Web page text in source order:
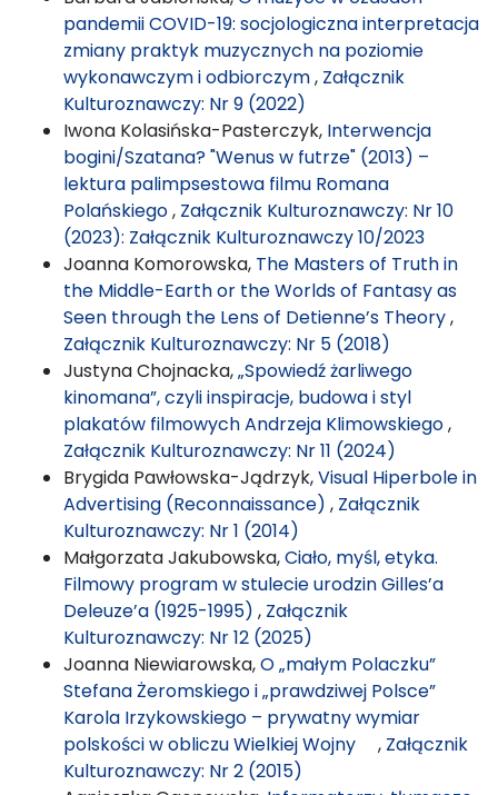
pandemii COVID-19: socjologiczna interpretacja
zmiany praktyk muzycznych na poziomie
wykonawczym i odbiorczym, Załącznik
Kulturoznawczy: Nr 9 (2022)
Iwona Kolasińska-Pasterczyk, Interwencja
bogini/Szatana? "Wenus w futrze" (2013) –
lektura palimpsestowa filmu Romana
Polańskiego, Załącznik Kulturoznawczy: Nr 10
(2023): Załącznik Kulturoznawczy 10/2023
Joanna Komorowska, The Masters of Truth in
the Middle-Earth or the Worlds of Fantasy as
Seen through the Lens of Detienne’s Theory,
Załącznik Kulturoznawczy: Nr 5 (2018)
Justyna Chojnacka,„Spowiedź żarliwego
kinomana”, czyli inspiracje, budowa i styl
plakatów filmowych Andrzeja Klimowskiego,
Załącznik Kulturoznawczy: Nr 11 (2024)
Brygida Pawłowska-Jądrzyk,Visual Hiperbole in
Advertising (Reconnaissance) , Załącznik
Kulturoznawczy: Nr 1 (2014)
Małgorzata Jakubowska,Ciało, myśl, etyka.
Filmowy program w stulecie urodzin Gilles’a
Deleuze’a (1925-1995) , Załącznik
Kulturoznawczy: Nr 12 (2025)
Joanna Niewiarowska,O „małym Polaczku”
Stefana Żeromskiego i „prawdziwej Polsce”
Karola Irzykowskiego – prywatny wymiar
polskości w obliczu Wielkiej Wojny , Załącznik
Kulturoznawczy: Nr 2 (2015)